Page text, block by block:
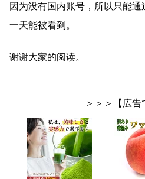
因为没有国内账号，所以只能
一天能被看到。
谢谢大家的阅读。
＞＞＞【広告